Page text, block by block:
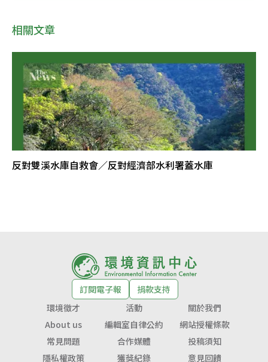
相關文章
反對雙溪水庫自救會／反對經濟部水利署蓋水庫
訂閱電子報
捐款支持
環境徵才
活動
關於我們
About us
編輯室自律公約
網站授權條款
常見問題
合作媒體
投稿須知
隱私權政策
獲獎紀錄 意見回饋